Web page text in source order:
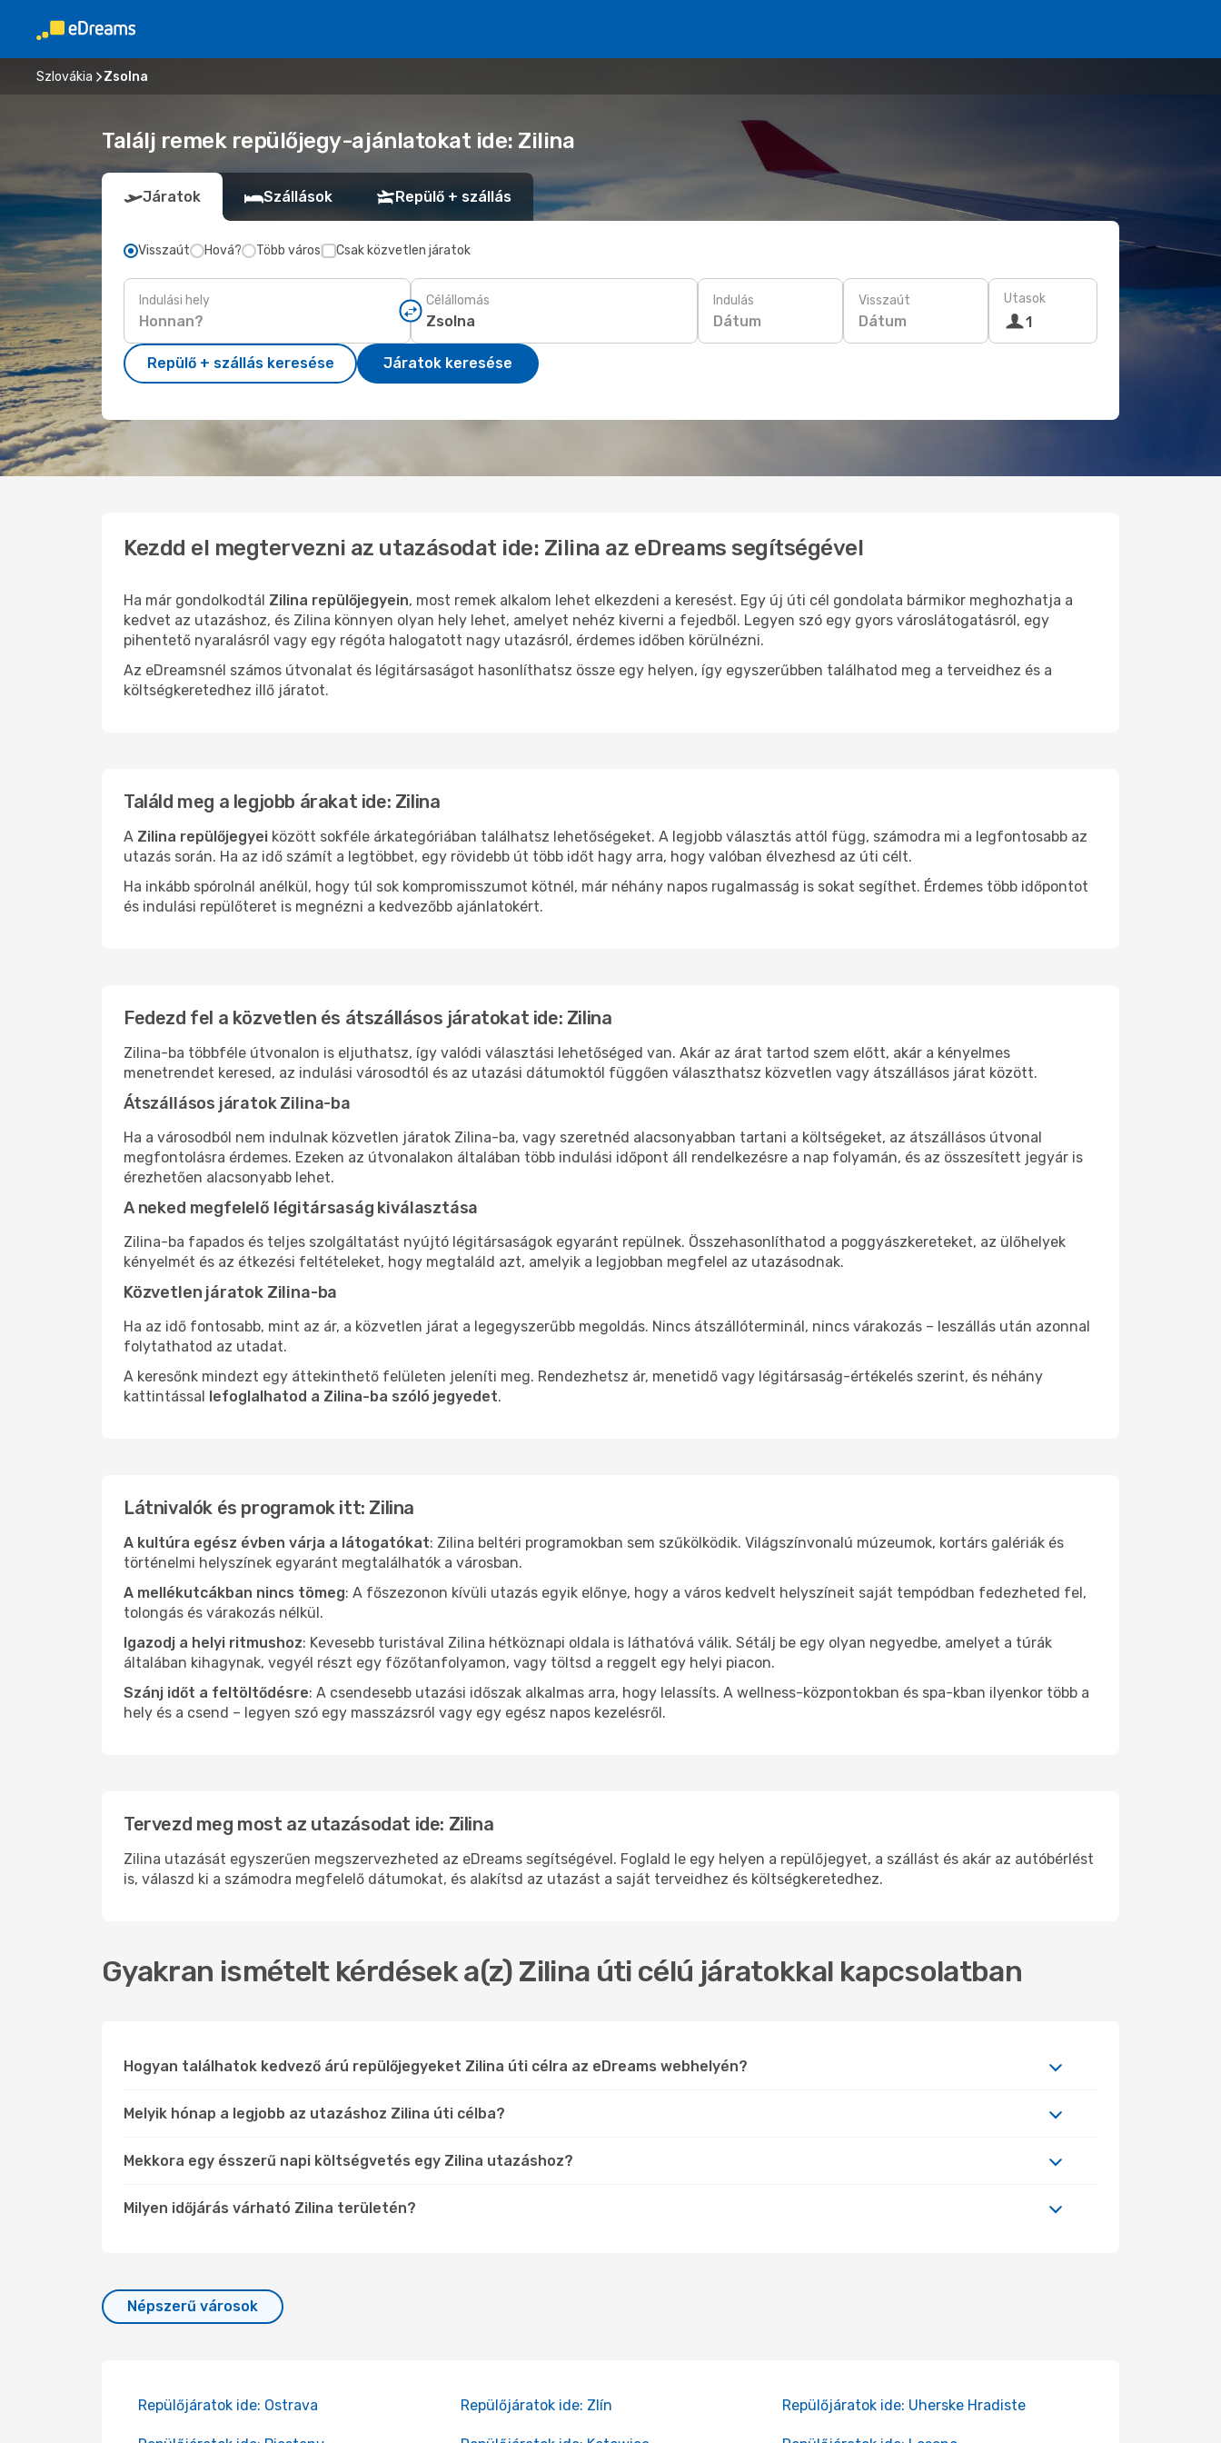
Szlovákia Zsolna
Találj remek repülőjegy-ajánlatokat ide: Zilina
Járatok Szállások Repülő + szállás
Visszaút Hová? Több város Csak közvetlen járatok
Indulási hely Célállomás Indulás
Dátum
Visszaút
Dátum
Utasok
1
Repülő + szállás keresése Járatok keresése
Kezdd el megtervezni az utazásodat ide: Zilina az eDreams segítségével
Ha már gondolkodtál Zilina repülőjegyein, most remek alkalom lehet elkezdeni a keresést. Egy új úti cél gondolata bármikor meghozhatja a
kedvet az utazáshoz, és Zilina könnyen olyan hely lehet, amelyet nehéz kiverni a fejedből. Legyen szó egy gyors városlátogatásról, egy
pihentető nyaralásról vagy egy régóta halogatott nagy utazásról, érdemes időben körülnézni.
Az eDreamsnél számos útvonalat és légitársaságot hasonlíthatsz össze egy helyen, így egyszerűbben találhatod meg a terveidhez és a
költségkeretedhez illő járatot.
Találd meg a legjobb árakat ide: Zilina
A Zilina repülőjegyei között sokféle árkategóriában találhatsz lehetőségeket. A legjobb választás attól függ, számodra mi a legfontosabb az
utazás során. Ha az idő számít a legtöbbet, egy rövidebb út több időt hagy arra, hogy valóban élvezhesd az úti célt.
Ha inkább spórolnál anélkül, hogy túl sok kompromisszumot kötnél, már néhány napos rugalmasság is sokat segíthet. Érdemes több időpontot
és indulási repülőteret is megnézni a kedvezőbb ajánlatokért.
Fedezd fel a közvetlen és átszállásos járatokat ide: Zilina
Zilina-ba többféle útvonalon is eljuthatsz, így valódi választási lehetőséged van. Akár az árat tartod szem előtt, akár a kényelmes
menetrendet keresed, az indulási városodtól és az utazási dátumoktól függően választhatsz közvetlen vagy átszállásos járat között.
Átszállásos járatok Zilina-ba
Ha a városodból nem indulnak közvetlen járatok Zilina-ba, vagy szeretnéd alacsonyabban tartani a költségeket, az átszállásos útvonal
megfontolásra érdemes. Ezeken az útvonalakon általában több indulási időpont áll rendelkezésre a nap folyamán, és az összesített jegyár is
érezhetően alacsonyabb lehet.
A neked megfelelő légitársaság kiválasztása
Zilina-ba fapados és teljes szolgáltatást nyújtó légitársaságok egyaránt repülnek. Összehasonlíthatod a poggyászkereteket, az ülőhelyek
kényelmét és az étkezési feltételeket, hogy megtaláld azt, amelyik a legjobban megfelel az utazásodnak.
Közvetlen járatok Zilina-ba
Ha az idő fontosabb, mint az ár, a közvetlen járat a legegyszerűbb megoldás. Nincs átszállóterminál, nincs várakozás – leszállás után azonnal
folytathatod az utadat.
A keresőnk mindezt egy áttekinthető felületen jeleníti meg. Rendezhetsz ár, menetidő vagy légitársaság-értékelés szerint, és néhány
kattintással lefoglalhatod a Zilina-ba szóló jegyedet.
Látnivalók és programok itt: Zilina
A kultúra egész évben várja a látogatókat: Zilina beltéri programokban sem szűkölködik. Világszínvonalú múzeumok, kortárs galériák és
történelmi helyszínek egyaránt megtalálhatók a városban.
A mellékutcákban nincs tömeg: A főszezonon kívüli utazás egyik előnye, hogy a város kedvelt helyszíneit saját tempódban fedezheted fel,
tolongás és várakozás nélkül.
Igazodj a helyi ritmushoz: Kevesebb turistával Zilina hétköznapi oldala is láthatóvá válik. Sétálj be egy olyan negyedbe, amelyet a túrák
általában kihagynak, vegyél részt egy főzőtanfolyamon, vagy töltsd a reggelt egy helyi piacon.
Szánj időt a feltöltődésre: A csendesebb utazási időszak alkalmas arra, hogy lelassíts. A wellness-központokban és spa-kban ilyenkor több a
hely és a csend – legyen szó egy masszázsról vagy egy egész napos kezelésről.
Tervezd meg most az utazásodat ide: Zilina
Zilina utazását egyszerűen megszervezheted az eDreams segítségével. Foglald le egy helyen a repülőjegyet, a szállást és akár az autóbérlést
is, válaszd ki a számodra megfelelő dátumokat, és alakítsd az utazást a saját terveidhez és költségkeretedhez.
Gyakran ismételt kérdések a(z) Zilina úti célú járatokkal kapcsolatban
Hogyan találhatok kedvező árú repülőjegyeket Zilina úti célra az eDreams webhelyén?
Melyik hónap a legjobb az utazáshoz Zilina úti célba?
Mekkora egy ésszerű napi költségvetés egy Zilina utazáshoz?
Milyen időjárás várható Zilina területén?
Népszerű városok
Repülőjáratok ide: Ostrava Repülőjáratok ide: Zlín Repülőjáratok ide: Uherske Hradiste